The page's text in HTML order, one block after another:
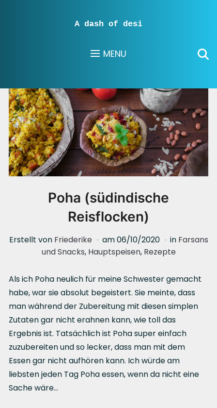
A dash of desi
MENU
Poha (südindische
Reisflocken)
Erstellt von Friederike am06/10/2020 in Farsans
und Snacks, Hauptspeisen, Rezepte
Als ich Poha neulich für meine Schwester gemacht
habe, war sie absolut begeistert. Sie meinte, dass
man während der Zubereitung mit diesen simplen
Zutaten gar nicht erahnen kann, wie toll das
Ergebnis ist. Tatsächlich ist Poha super einfach
zuzubereiten und so lecker, dass man mit dem
Essen gar nicht aufhören kann. Ich würde am
liebsten jeden Tag Poha essen, wenn da nicht eine
Sache wäre…